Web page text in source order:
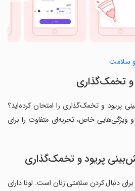
سلامت
و تخمک‌گذاری
پریود و تخمک‌گذاری را امتحان کرده‌اید؟
و ویژگی‌هایی خاص، تجربه‌ای متفاوت را برای
پریود و تخمک‌گذاری
دنبال کردن سلامتی زنان است. لونا دارای